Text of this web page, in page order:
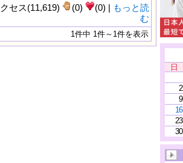
セス(11,619) (0) (0) | もっと読
む
1件中 1件～1件を表示
日
2
9
16
23
30